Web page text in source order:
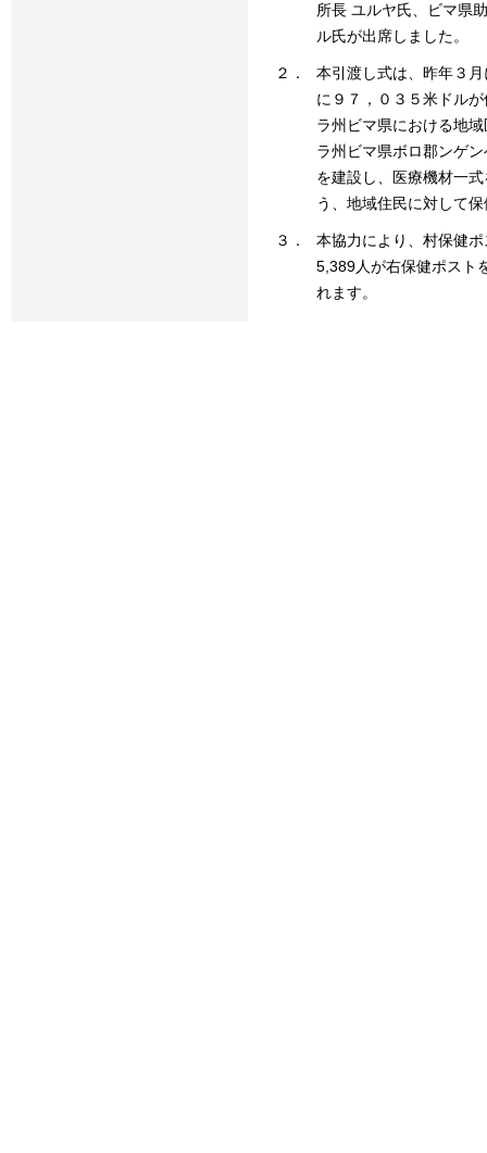
所長 ユルヤ氏、ビマ県
ル氏が出席しました。
２．
本引渡し式は、昨年３
に９７，０３５米ドル
ラ州ビマ県における地
ラ州ビマ県ボロ郡ンゲ
を建設し、医療機材一
う、地域住民に対して
３．
本協力により、村保健
5,389人が右保健ポスト
れます。